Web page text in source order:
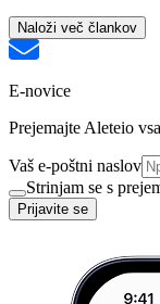
Naloži več člankov
E-novice
Prejemajte Aleteio
Vaš e-poštni naslov
Strinjam se s
Prijavite se